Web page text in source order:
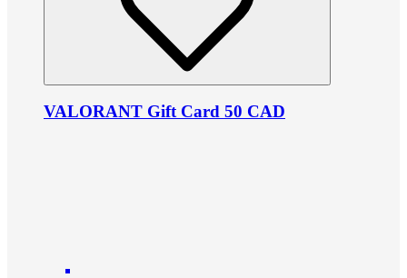
VALORANT Gift Card 50 CAD